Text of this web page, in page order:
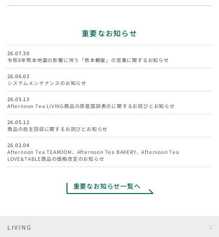
重要なお知らせ
26.07.30
令和8年熊本地震の影響に伴う「熊本鶴屋」の営業に関するお知らせ
26.06.03
システムメンテナンスのお知らせ
26.05.13
Afternoon Tea LIVING商品の原産国誤表示に関するお詫びとお知らせ
26.05.12
商品の自主回収に関するお詫びとお知らせ
26.02.04
Afternoon Tea TEAROOM、Afternoon Tea BAKERY、Afternoon Tea
LOVE&TABLE商品の価格改定のお知らせ
重要なお知らせ一覧へ
LIVING